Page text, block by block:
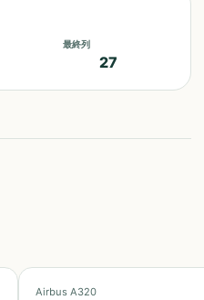
最終列
27
Airbus A320